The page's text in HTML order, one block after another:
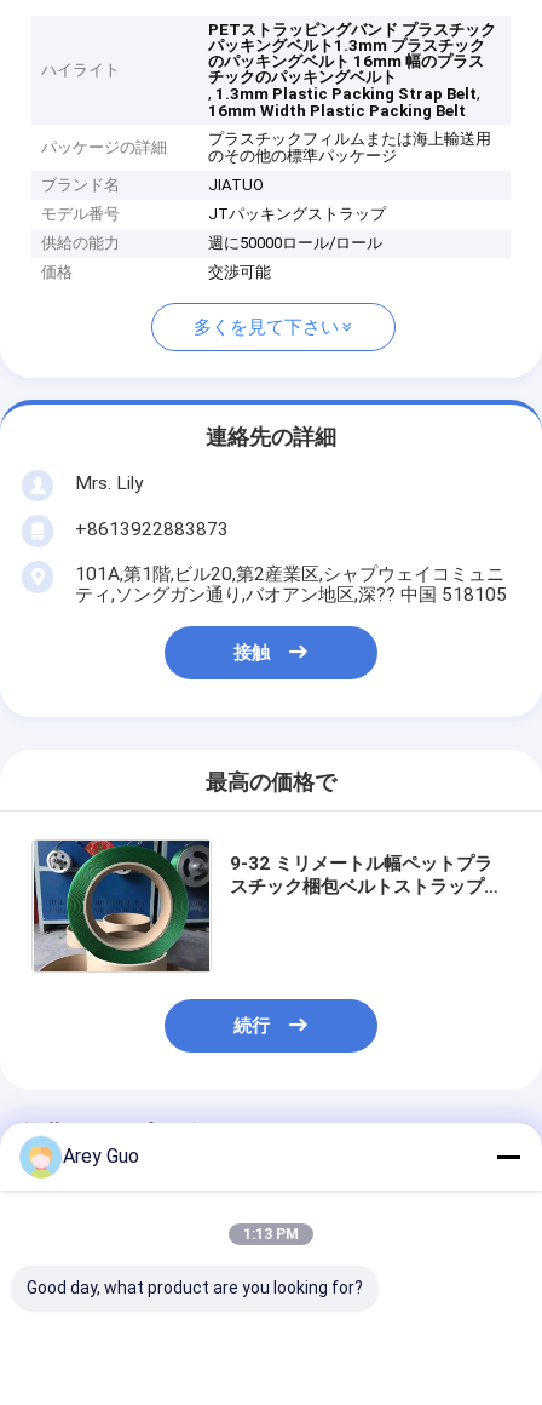
ハイライト
PETストラッピングバンド プラスチック
パッキングベルト1.3mm プラスチック
のパッキングベルト 16mm 幅のプラス
チックのパッキングベルト
, 1.3mm Plastic Packing Strap Belt,
16mm Width Plastic Packing Belt
パッケージの詳細
プラスチックフィルムまたは海上輸送用
のその他の標準パッケージ
ブランド名
JIATUO
モデル番号
JTパッキングストラップ
供給の能力
週に50000ロール/ロール
価格
交渉可能
多くを見て下さい
連絡先の詳細
Mrs. Lily
+8613922883873
101A,第1階,ビル20,第2産業区,シャプウェイコミュニ
ティ,ソングガン通り,バオアン地区,深?? 中国 518105
接触
最高の価格で
9-32 ミリメートル幅ペットプラ
スチック梱包ベルトストラップバ
続行
推薦されたプロダクト
Arey Guo
1:13 PM
Good day, what product are you looking for?